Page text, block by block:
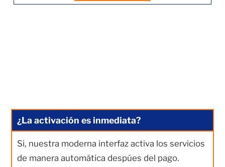
¿La activación es inmediata?
Si, nuestra moderna interfaz activa los servicios
de manera automática despúes del pago.